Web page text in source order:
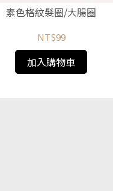
素色格紋髮圈/大腸圈
NT$99
加入購物車